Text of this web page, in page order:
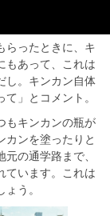
らったときに、キ
もあって、これは
し。キンカン自体
」とコメント。
もキンカンの瓶が
カンを塗ったりと
の通学路まで、
ています。これは
う。